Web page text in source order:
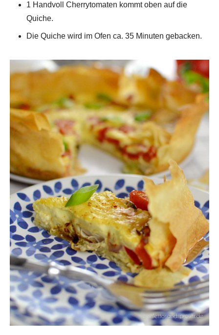
1 Handvoll Cherrytomaten kommt oben auf die
Quiche.
Die Quiche wird im Ofen ca. 35 Minuten gebacken.